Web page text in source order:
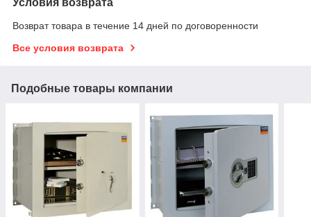
Возврат товара в течение 14 дней по договоренности
Все условия возврата
Подобные товары компании